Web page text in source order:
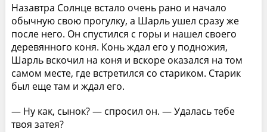
Назавтра Солнце встало очень рано и начало
обычную свою прогулку, а Шарль ушел сразу же
после него. Он спустился с горы и нашел своего
деревянного коня. Конь ждал его у подножия,
Шарль вскочил на коня и вскоре оказался на том
самом месте, где встретился со стариком. Старик
был еще там и ждал его.
— Ну как, сынок? — спросил он. — Удалась тебе
твоя затея?